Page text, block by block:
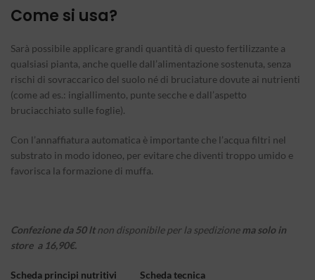
Come si usa?
Sarà possibile applicare grandi quantità di questo fertilizzante a
qualsiasi pianta, anche quelle dall’alimentazione sostenuta, senza
rischi di sovraccarico del suolo né di bruciature dovute ai nutrienti
(come ad es.: ingiallimento, punte secche e dall’aspetto
bruciacchiato sulle foglie).
Con l’annaffiatura automatica è importante che l’acqua filtri nel
substrato in modo idoneo, per evitare che diventi troppo umido e
favorisca la formazione di muffa.
Confezione da 50 ltnon disponibile per la spedizionema solo in
store a 16,90€.
Scheda principi nutritivi Scheda tecnica